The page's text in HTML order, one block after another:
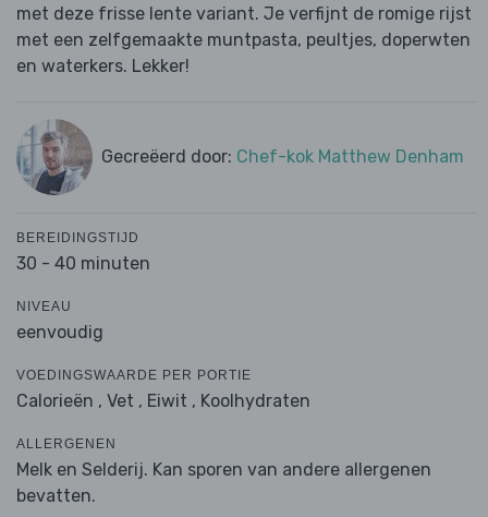
met deze frisse lente variant. Je verfijnt de romige rijst
met een zelfgemaakte muntpasta, peultjes, doperwten
en waterkers. Lekker!
Gecreëerd door: Chef-kok Matthew Denham
BEREIDINGSTIJD
30 - 40 minuten
NIVEAU
eenvoudig
VOEDINGSWAARDE PER PORTIE
Calorieën , Vet , Eiwit , Koolhydraten
ALLERGENEN
Melk en Selderij. Kan sporen van andere allergenen
bevatten.